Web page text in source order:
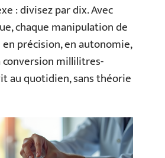
: divisez par dix. Avec
chaque manipulation de
précision, en autonomie,
conversion millilitres-
au quotidien, sans théorie